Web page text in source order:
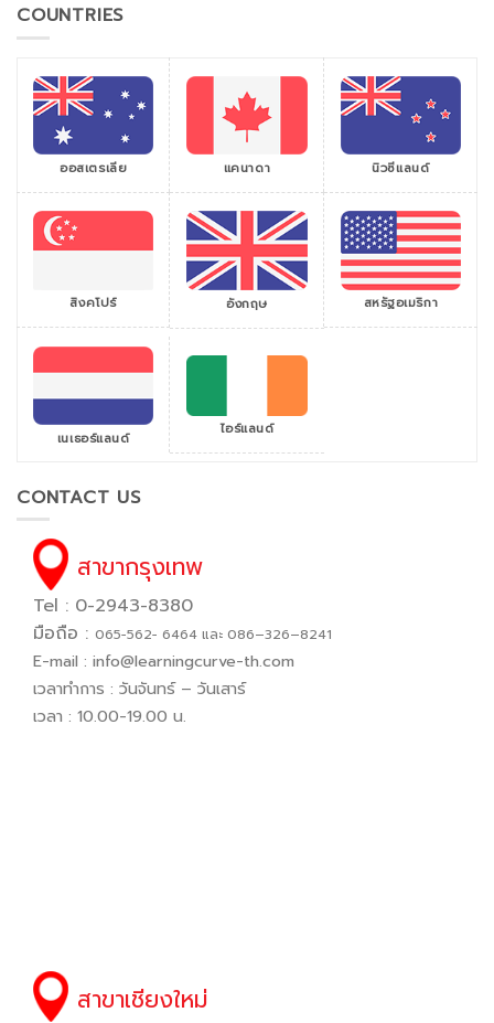
COUNTRIES
ออสเตรเลีย แคนาดา นิวซีแลนด์
สิงคโปร์ อังกฤษ สหรัฐอเมริกา
เนเธอร์แลนด์ ไอร์แลนด์
CONTACT US
สาขากรุงเทพ
Tel : 0-2943-8380
มือถือ : 065−562− 6464 และ 086–326–8241
E-mail : info@learningcurve-th.com
เวลาทำการ : วันจันทร์ – วันเสาร์
เวลา : 10.00-19.00 น.
สาขาเชียงใหม่